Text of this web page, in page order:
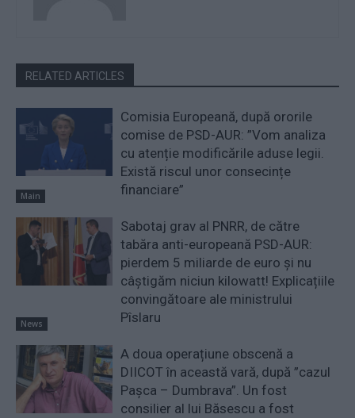
RELATED ARTICLES
Main
Comisia Europeană, după ororile
comise de PSD-AUR: ”Vom analiza
cu atenție modificările aduse legii.
Există riscul unor consecințe
financiare”
News
Sabotaj grav al PNRR, de către
tabăra anti-europeană PSD-AUR:
pierdem 5 miliarde de euro și nu
câștigăm niciun kilowatt! Explicațiile
convingătoare ale ministrului
Pîslaru
A doua operațiune obscenă a
DIICOT în această vară, după ”cazul
Pașca – Dumbrava”. Un fost
consilier al lui Băsescu a fost